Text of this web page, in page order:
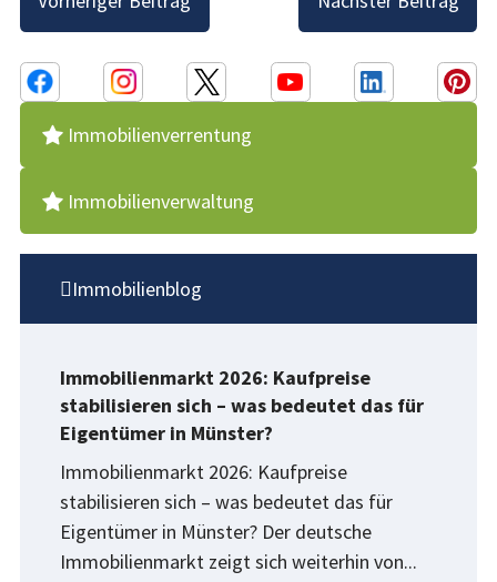
Immobilienverrentung
Immobilienverwaltung
Immobilienblog
Immobilienmarkt 2026: Kaufpreise
stabilisieren sich – was bedeutet das für
Eigentümer in Münster?
Immobilienmarkt 2026: Kaufpreise
stabilisieren sich – was bedeutet das für
Eigentümer in Münster? Der deutsche
Immobilienmarkt zeigt sich weiterhin von...